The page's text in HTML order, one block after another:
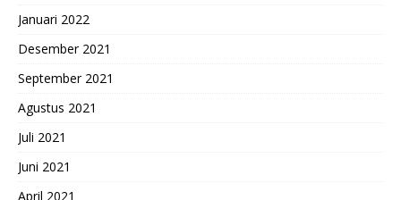
Januari 2022
Desember 2021
September 2021
Agustus 2021
Juli 2021
Juni 2021
April 2021